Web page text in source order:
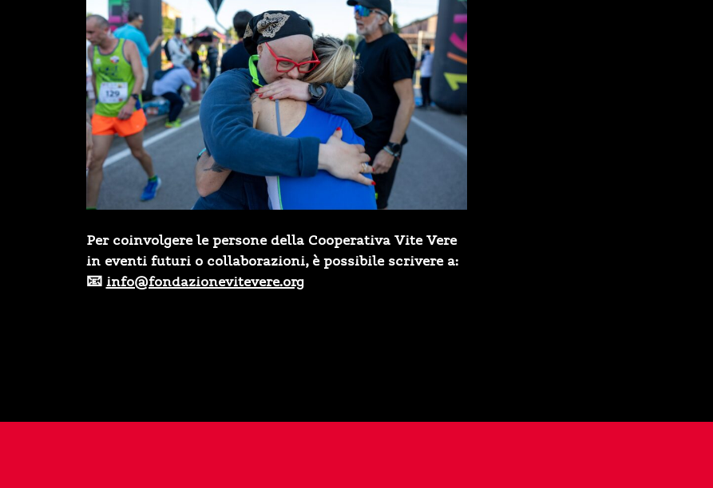
Per coinvolgere le persone della Cooperativa Vite Vere
in eventi futuri o collaborazioni, è possibile scrivere a:
📧 info@fondazionevitevere.org